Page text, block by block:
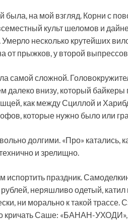
была, на мой взгляд. Корни с
культ шеломов и
несколько крутейших
от прыжков, у второй
самой сложной.
внизу, который байкеры
как между Сциллой и
которые нужно было или
долгими. «Про» катались,
и зрелищно.
испортить праздник.
неряшливо одетый,
ни морально к такой
кричать Саше: «БАНАН-